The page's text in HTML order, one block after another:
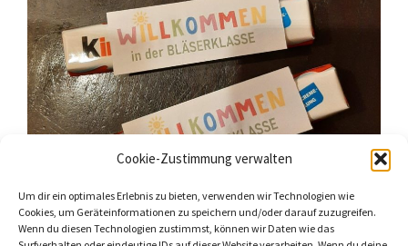
Cookie-Zustimmung verwalten
Um dir ein optimales Erlebnis zu bieten, verwenden wir Technologien wie
Cookies, um Geräteinformationen zu speichern und/oder darauf zuzugreifen.
Wenn du diesen Technologien zustimmst, können wir Daten wie das